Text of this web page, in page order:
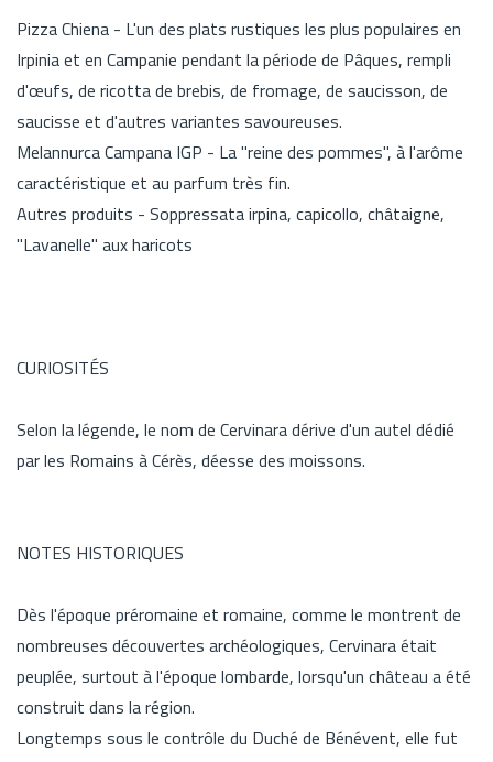
Pizza Chiena - L'un des plats rustiques les plus populaires en
Irpinia et en Campanie pendant la période de Pâques, rempli
d'œufs, de ricotta de brebis, de fromage, de saucisson, de
saucisse et d'autres variantes savoureuses.
Melannurca Campana IGP - La "reine des pommes", à l'arôme
caractéristique et au parfum très fin.
Autres produits - Soppressata irpina, capicollo, châtaigne,
"Lavanelle" aux haricots
CURIOSITÉS
Selon la légende, le nom de Cervinara dérive d'un autel dédié
par les Romains à Cérès, déesse des moissons.
NOTES HISTORIQUES
Dès l'époque préromaine et romaine, comme le montrent de
nombreuses découvertes archéologiques, Cervinara était
peuplée, surtout à l'époque lombarde, lorsqu'un château a été
construit dans la région.
Longtemps sous le contrôle du Duché de Bénévent, elle fut